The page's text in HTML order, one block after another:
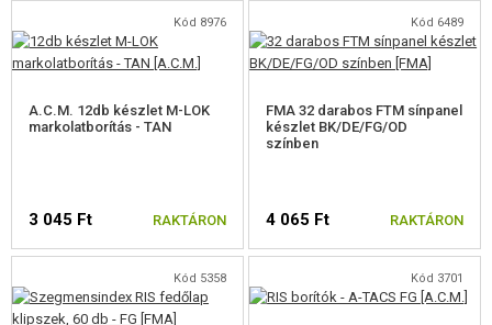
LASER, LÁMPÁK
TÁRÖSSZEKÖTŐ KLIPSZ
PEQ DOBOZOK
SZÍJAKASZTÓK
BIPOD
Kód 8976
A.C.M. 12db készlet M-LOK
markolatborítás - TAN
3 045 Ft RAKTÁRON
Kód 6489
FMA 32 darabos FTM sínpanel
készlet BK/DE/FG/OD
színben
4 065 Ft RAKTÁRON
Kód 5358 Kód 3701